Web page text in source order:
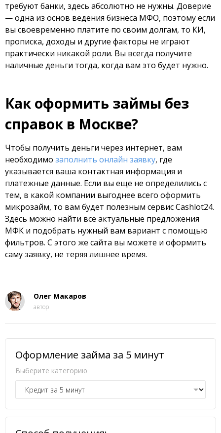
требуют банки, здесь абсолютно не нужны. Доверие
— одна из основ ведения бизнеса МФО, поэтому если
вы своевременно платите по своим долгам, то КИ,
прописка, доходы и другие факторы не играют
практически никакой роли. Вы всегда получите
наличные деньги тогда, когда вам это будет нужно.
Как оформить займы без
справок в Москве?
Чтобы получить деньги через интернет, вам
необходимо заполнить онлайн заявку, где
указывается ваша контактная информация и
платежные данные. Если вы еще не определились с
тем, в какой компании выгоднее всего оформить
микрозайм, то вам будет полезным сервис Cashlot24.
Здесь можно найти все актуальные предложения
МФК и подобрать нужный вам вариант с помощью
фильтров. С этого же сайта вы можете и оформить
саму заявку, не теряя лишнее время.
Олег Макаров
автор
Оформление займа за 5 минут
Выберите категорию